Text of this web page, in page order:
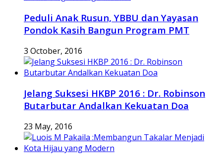
Peduli Anak Rusun, YBBU dan Yayasan
Pondok Kasih Bangun Program PMT
3 October, 2016
Jelang Suksesi HKBP 2016 : Dr. Robinson
Butarbutar Andalkan Kekuatan Doa
23 May, 2016